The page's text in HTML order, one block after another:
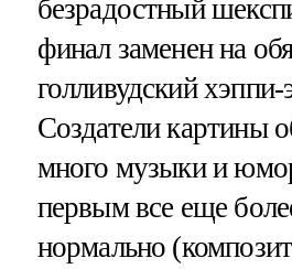
безрадостный
финал заменен на
голливудский хэппи-
Создатели картины
много музыки и
первым все еще
нормально